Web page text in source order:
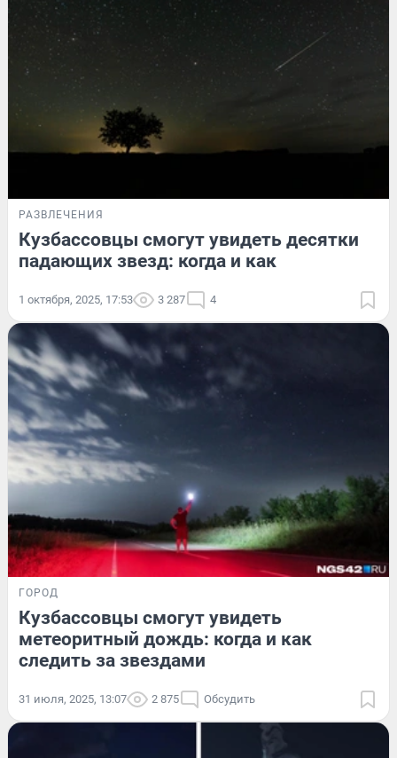
РАЗВЛЕЧЕНИЯ
Кузбассовцы смогут увидеть десятки
падающих звезд: когда и как
1 октября, 2025, 17:53 3 287 4
ГОРОД
Кузбассовцы смогут увидеть
метеоритный дождь: когда и как
следить за звездами
31 июля, 2025, 13:07 2 875 Обсудить